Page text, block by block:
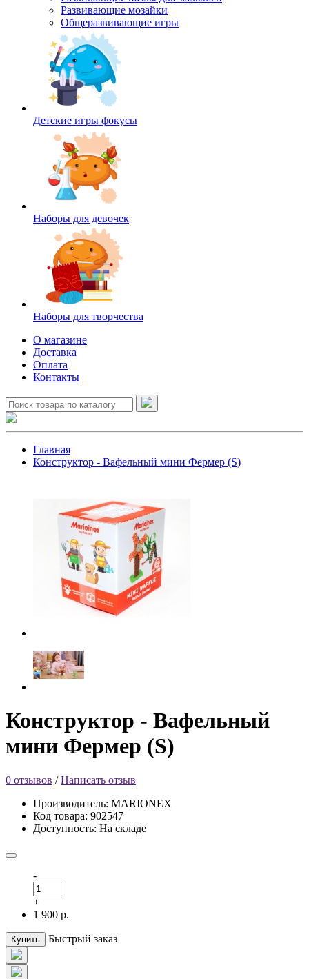
Развивающие мозайки
Общеразвивающие игры
Детские игры фокусы
Наборы для девочек
Наборы для творчества
О магазине
Доставка
Оплата
Контакты
Главная
Конструктор - Вафельный мини Фермер (S)
Конструктор - Вафельный
мини Фермер (S)
0 отзывов /Написать отзыв
Производитель: MARIONEX
Код товара: 902547
Доступность: На складе
-
+
1 900 р.
Купить Быстрый заказ